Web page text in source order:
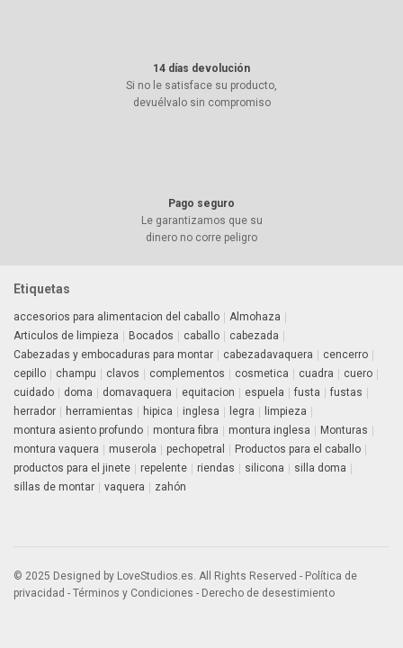
14 días devolución
Si no le satisface su producto,
devuélvalo sin compromiso
Pago seguro
Le garantizamos que su
dinero no corre peligro
Etiquetas
accesorios para alimentacion del caballo
Almohaza
Articulos de limpieza
Bocados caballo
cabezada
Cabezadas y embocaduras para montar
cabezadavaquera
cencerro
cepillo
champu clavos complementos cosmetica cuadra
cuero
cuidado
doma domavaquera equitacion espuela fusta
fustas
herrador
herramientas hipica inglesa legra
limpieza
montura asiento profundo
montura fibra montura inglesa
Monturas
montura vaquera
muserola pechopetral
Productos para el caballo
productos para el jinete
repelente riendas silicona
silla doma
sillas de montar
vaquera zahón
© 2025 Designed by LoveStudios.es. All Rights Reserved - Política de
privacidad - Términos y Condiciones - Derecho de desestimiento